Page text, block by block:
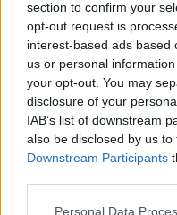
section to confirm your
opt-out request is
interest-based ads based
us or personal
your opt-out. You may
disclosure of your
IAB’s list of downstream
also be disclosed by us
Downstream Participants
Personal Data
319,50 €
- +
Pirelli
Kód: